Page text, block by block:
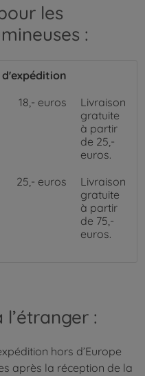
les
:
d'expédition
18,- euros
Livraison
gratuite
à partir
de 25,-
euros.
25,- euros
Livraison
gratuite
à partir
de 75,-
euros.
:
hors d’Europe
après la réception de la